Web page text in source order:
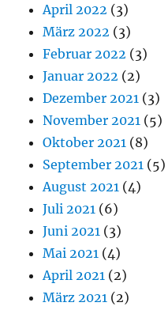
April 2022 (3)
März 2022 (3)
Februar 2022 (3)
Januar 2022 (2)
Dezember 2021 (3)
November 2021 (5)
Oktober 2021 (8)
September 2021 (5)
August 2021 (4)
Juli 2021 (6)
Juni 2021 (3)
Mai 2021 (4)
April 2021 (2)
März 2021 (2)